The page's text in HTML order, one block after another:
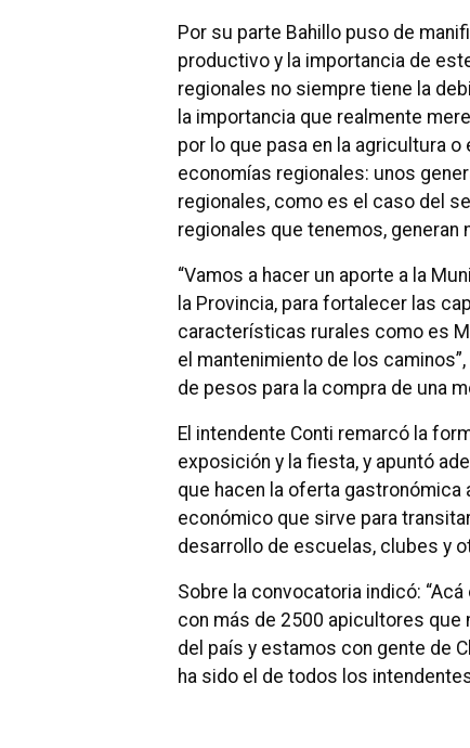
Por su parte Bahillo puso de
productivo y la importancia de
regionales no siempre tiene la
la importancia que realmente
por lo que pasa en la agricultura
economías regionales: unos
regionales, como es el caso del
regionales que tenemos, generan
“Vamos a hacer un aporte a la
la Provincia, para fortalecer las
características rurales como es
el mantenimiento de los
de pesos para la compra de una
El intendente Conti remarcó la
exposición y la fiesta, y apuntó
que hacen la oferta
económico que sirve para
desarrollo de escuelas, clubes y
Sobre la convocatoria indicó:
con más de 2500 apicultores
del país y estamos con gente de
ha sido el de todos los